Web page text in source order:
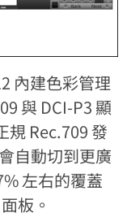
內建色彩管理
與 DCI-P3 顯
規 Rec.709 發
自動切到更廣
左右的覆蓋
板。